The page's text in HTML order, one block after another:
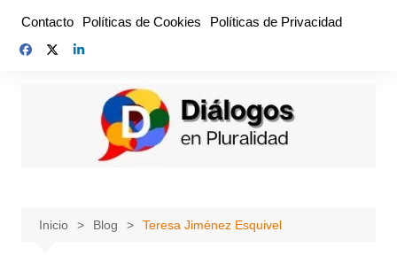
contenido
Contacto Políticas de Cookies Políticas de Privacidad
Inicio Blog Teresa Jiménez Esquivel